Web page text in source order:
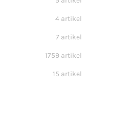
4 artikel
7 artikel
1759 artikel
15 artikel